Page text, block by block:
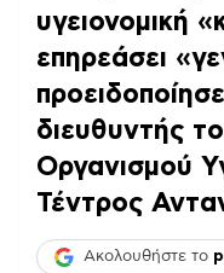
υγειονομική
επηρεάσει
διευθυντής
Οργανισμού
Τέντρος
Ακολουθήστε το